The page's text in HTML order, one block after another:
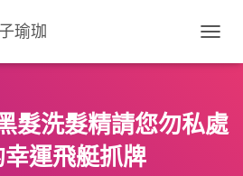
瑜珈
O
L
E
髮洗髮精請您勿私處
運飛艇抓牌